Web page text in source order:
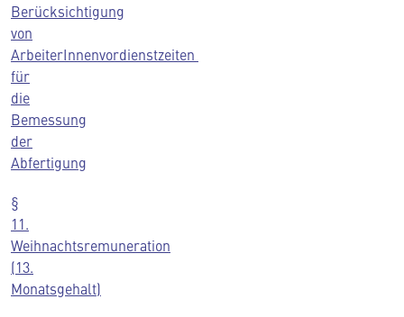
Berücksichtigung
von
ArbeiterInnenvordienstzeiten
für
die
Bemessung
der
Abfertigung
§
11.
Weihnachtsremuneration
(13.
Monatsgehalt)